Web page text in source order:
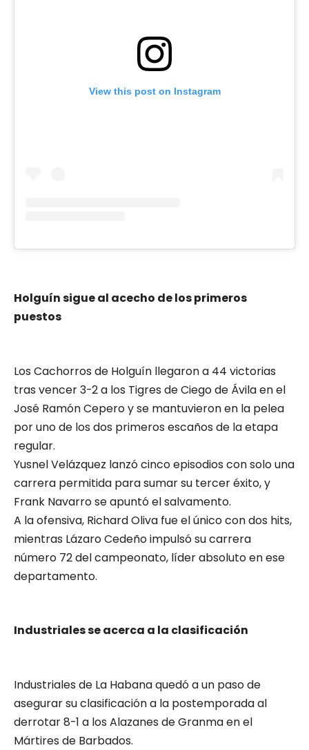
View this post on Instagram
Holguín sigue al acecho de los primeros
puestos
Los Cachorros de Holguín llegaron a 44 victorias
tras vencer 3-2 a los Tigres de Ciego de Ávila en el
José Ramón Cepero y se mantuvieron en la pelea
por uno de los dos primeros escaños de la etapa
regular.
Yusnel Velázquez lanzó cinco episodios con solo una
carrera permitida para sumar su tercer éxito, y
Frank Navarro se apuntó el salvamento.
A la ofensiva, Richard Oliva fue el único con dos hits,
mientras Lázaro Cedeño impulsó su carrera
número 72 del campeonato, líder absoluto en ese
departamento.
Industriales se acerca a la clasificación
Industriales de La Habana quedó a un paso de
asegurar su clasificación a la postemporada al
derrotar 8-1 a los Alazanes de Granma en el
Mártires de Barbados.